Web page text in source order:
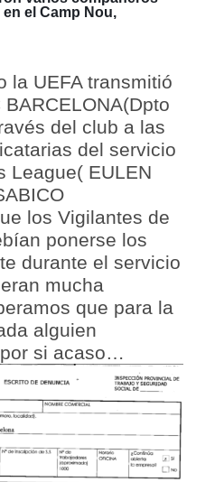
el Camp Nou,
la UEFA transmitió
del club a las
del servicio
League( EULEN
los Vigilantes de
ponerse los
durante el servicio
mucha
que para la
alguien
si acaso…